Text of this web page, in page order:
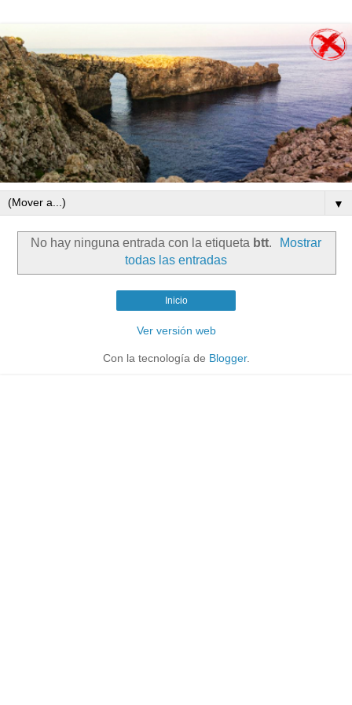
▼
No hay ninguna entrada con la etiqueta btt.
Mostrar
todas las entradas
Inicio
Ver versión web
Con la tecnología de Blogger.